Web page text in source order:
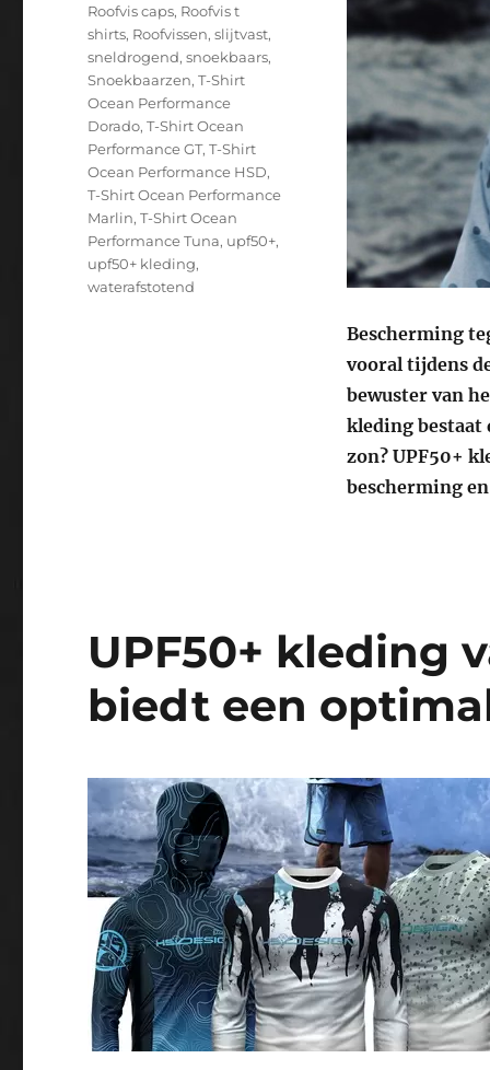
Bescherming
vooral tijdens
bewuster van
kleding bestaat
zon? UPF50+
bescherming
Roofvis caps, Roofvis t
shirts, Roofvissen,slijtvast,
sneldrogend,snoekbaars,
Snoekbaarzen,T-Shirt
Ocean Performance
Dorado,T-Shirt Ocean
Performance GT,T-Shirt
Ocean Performance HSD,
T-Shirt Ocean Performance
Marlin,T-Shirt Ocean
Performance Tuna, upf50+,
upf50+ kleding,
waterafstotend
UPF50+ kleding
biedt een